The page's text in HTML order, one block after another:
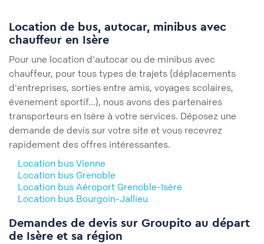
Location de bus, autocar, minibus avec
chauffeur en Isère
Pour une location d'autocar ou de minibus avec
chauffeur, pour tous types de trajets (déplacements
d'entreprises, sorties entre amis, voyages scolaires,
évenement sportif...), nous avons des partenaires
transporteurs en Isère à votre services. Déposez une
demande de devis sur votre site et vous recevrez
rapidement des offres intéressantes.
Location bus Vienne
Location bus Grenoble
Location bus Aéroport Grenoble-Isère
Location bus Bourgoin-Jallieu
Demandes de devis sur Groupito au départ
de Isère et sa région